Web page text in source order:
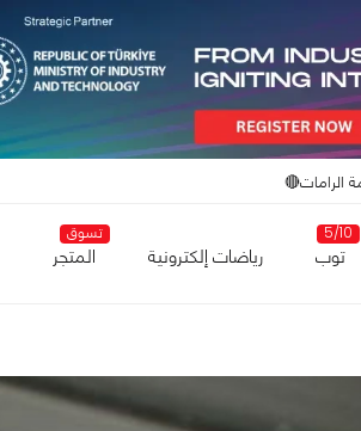
الرامات🔴
5/10
توب رياضات إلكترونية
تسوق
المتجر